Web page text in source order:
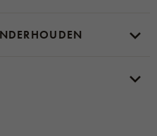
heteen prachtige
even gezellig